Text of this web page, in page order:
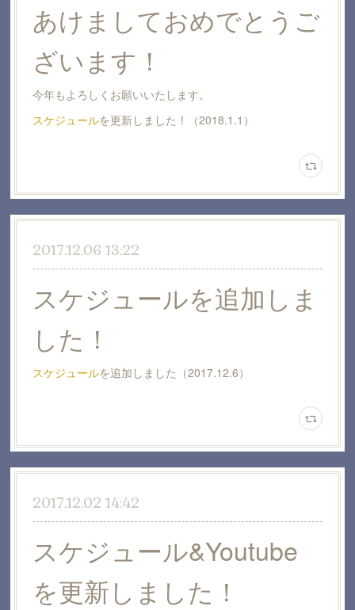
あけましておめでとうご
ざいます！
今年もよろしくお願いいたします。
スケジュールを更新しました！（2018.1.1）
2017.12.06 13:22
スケジュールを追加しま
した！
スケジュールを追加しました（2017.12.6）
2017.12.02 14:42
スケジュール&Youtube
を更新しました！